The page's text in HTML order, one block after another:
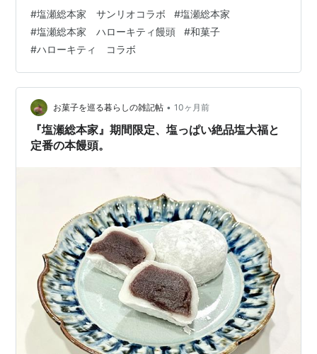
べやすいと思います。 弾力も控えめ。原材料はこちら。
7日間の日持ちなので少し眺めてから食べられるのは嬉し
いですね。オンラインは2種4個入りで購入が可能で、シ
ールもいただけるみたいです！ ちなみにキティちゃんと
クロミちゃんとシナモンのパッケージの小型羊羹もあり
ますよ。★御菓子老舗塩…
#塩瀬総本家 サンリオコラボ #塩瀬総本家
#塩瀬総本家 ハローキティ饅頭 #和菓子
#ハローキティ コラボ
お菓子を巡る暮らしの雑記帖 • 10ヶ月前
『塩瀬総本家』期間限定、塩っぱい絶品塩大福と
定番の本饅頭。